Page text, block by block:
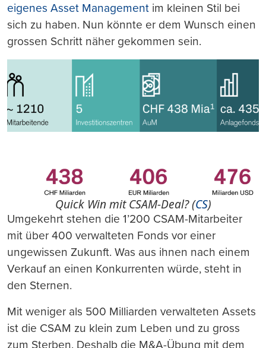
eigenes Asset Management im kleinen Stil bei
sich zu haben. Nun könnte er dem Wunsch einen
grossen Schritt näher gekommen sein.
Quick Win mit CSAM-Deal? (CS)
Umgekehrt stehen die 1’200 CSAM-Mitarbeiter
mit über 400 verwalteten Fonds vor einer
ungewissen Zukunft. Was aus ihnen nach einem
Verkauf an einen Konkurrenten würde, steht in
den Sternen.
Mit weniger als 500 Milliarden verwalteten Assets
ist die CSAM zu klein zum Leben und zu gross
zum Sterben. Deshalb die M&A-Übung mit dem